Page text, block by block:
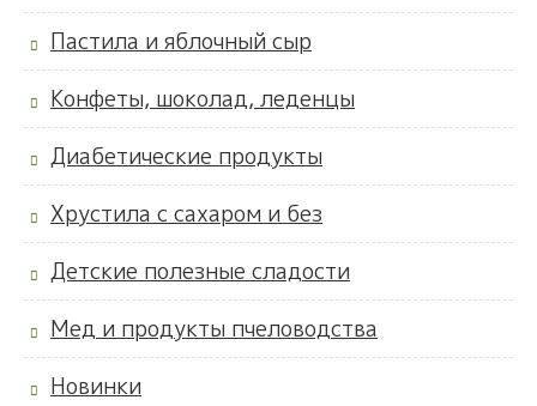
Пастила и яблочный сыр
Конфеты, шоколад, леденцы
Диабетические продукты
Хрустила с сахаром и без
Детские полезные сладости
Мед и продукты пчеловодства
Новинки